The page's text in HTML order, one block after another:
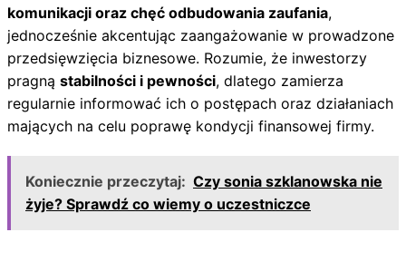
komunikacji oraz chęć odbudowania zaufania,
jednocześnie akcentując zaangażowanie w prowadzone
przedsięwzięcia biznesowe. Rozumie, że inwestorzy
pragną stabilności i pewności, dlatego zamierza
regularnie informować ich o postępach oraz działaniach
mających na celu poprawę kondycji finansowej firmy.
Koniecznie przeczytaj: Czy sonia szklanowska nie
żyje? Sprawdź co wiemy o uczestniczce